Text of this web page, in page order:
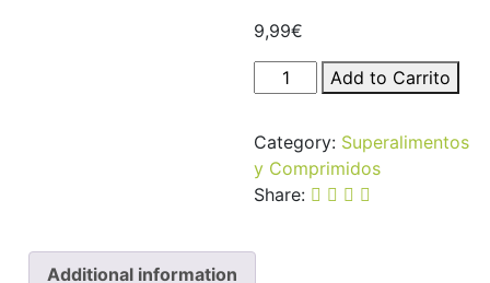
9,99€
Vitaseeds
Chía
Add to Carrito
Category: Superalimentos
y Comprimidos
Share:
Additional information